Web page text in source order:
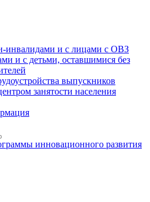
инвалидами и с лицами с ОВЗ
и с детьми, оставшимися без
выпускников
занятости населения
инновационного развития